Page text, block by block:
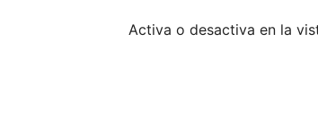
Activa o desactiva en la